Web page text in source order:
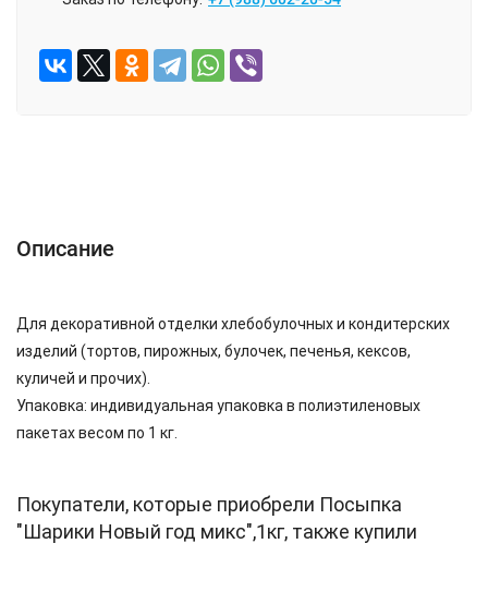
Описание
Для декоративной отделки хлебобулочных и кондитерских
изделий (тортов, пирожных, булочек, печенья, кексов,
куличей и прочих).
Упаковка: индивидуальная упаковка в полиэтиленовых
пакетах весом по 1 кг.
Покупатели, которые приобрели Посыпка
"Шарики Новый год микс",1кг, также купили